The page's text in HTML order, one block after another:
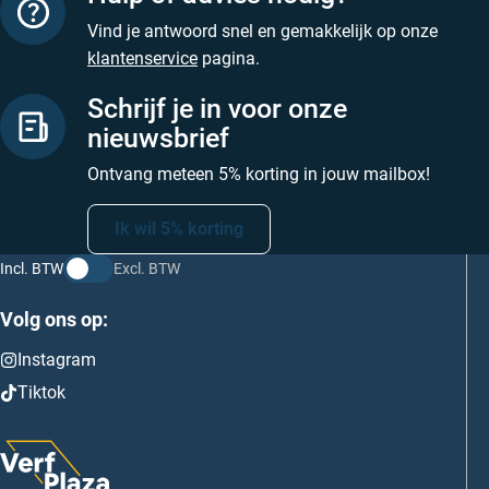
Vind je antwoord snel en gemakkelijk op onze
klantenservice pagina.
Schrijf je in voor onze
nieuwsbrief
Ontvang meteen 5% korting in jouw mailbox!
Ik wil 5% korting
Incl. BTW Excl. BTW
Volg ons op:
Instagram
Tiktok